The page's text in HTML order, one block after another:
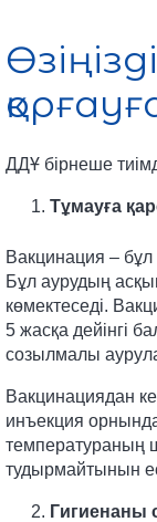
ДДҰ бірнеше
Тұмауға
Вакцинация – бұл
Бұл аурудың
көмектеседі.
5 жасқа дейінгі
созылмалы
Вакцинациядан
инъекция
температураның
тудырмайтынын
Гигиенаны